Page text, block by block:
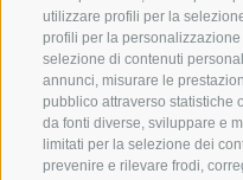
utilizzare profili per la
profili per la
selezione di contenuti
annunci, misurare le
pubblico attraverso statistiche
da fonti diverse, sviluppare e
limitati per la selezione dei
prevenire e rilevare frodi,